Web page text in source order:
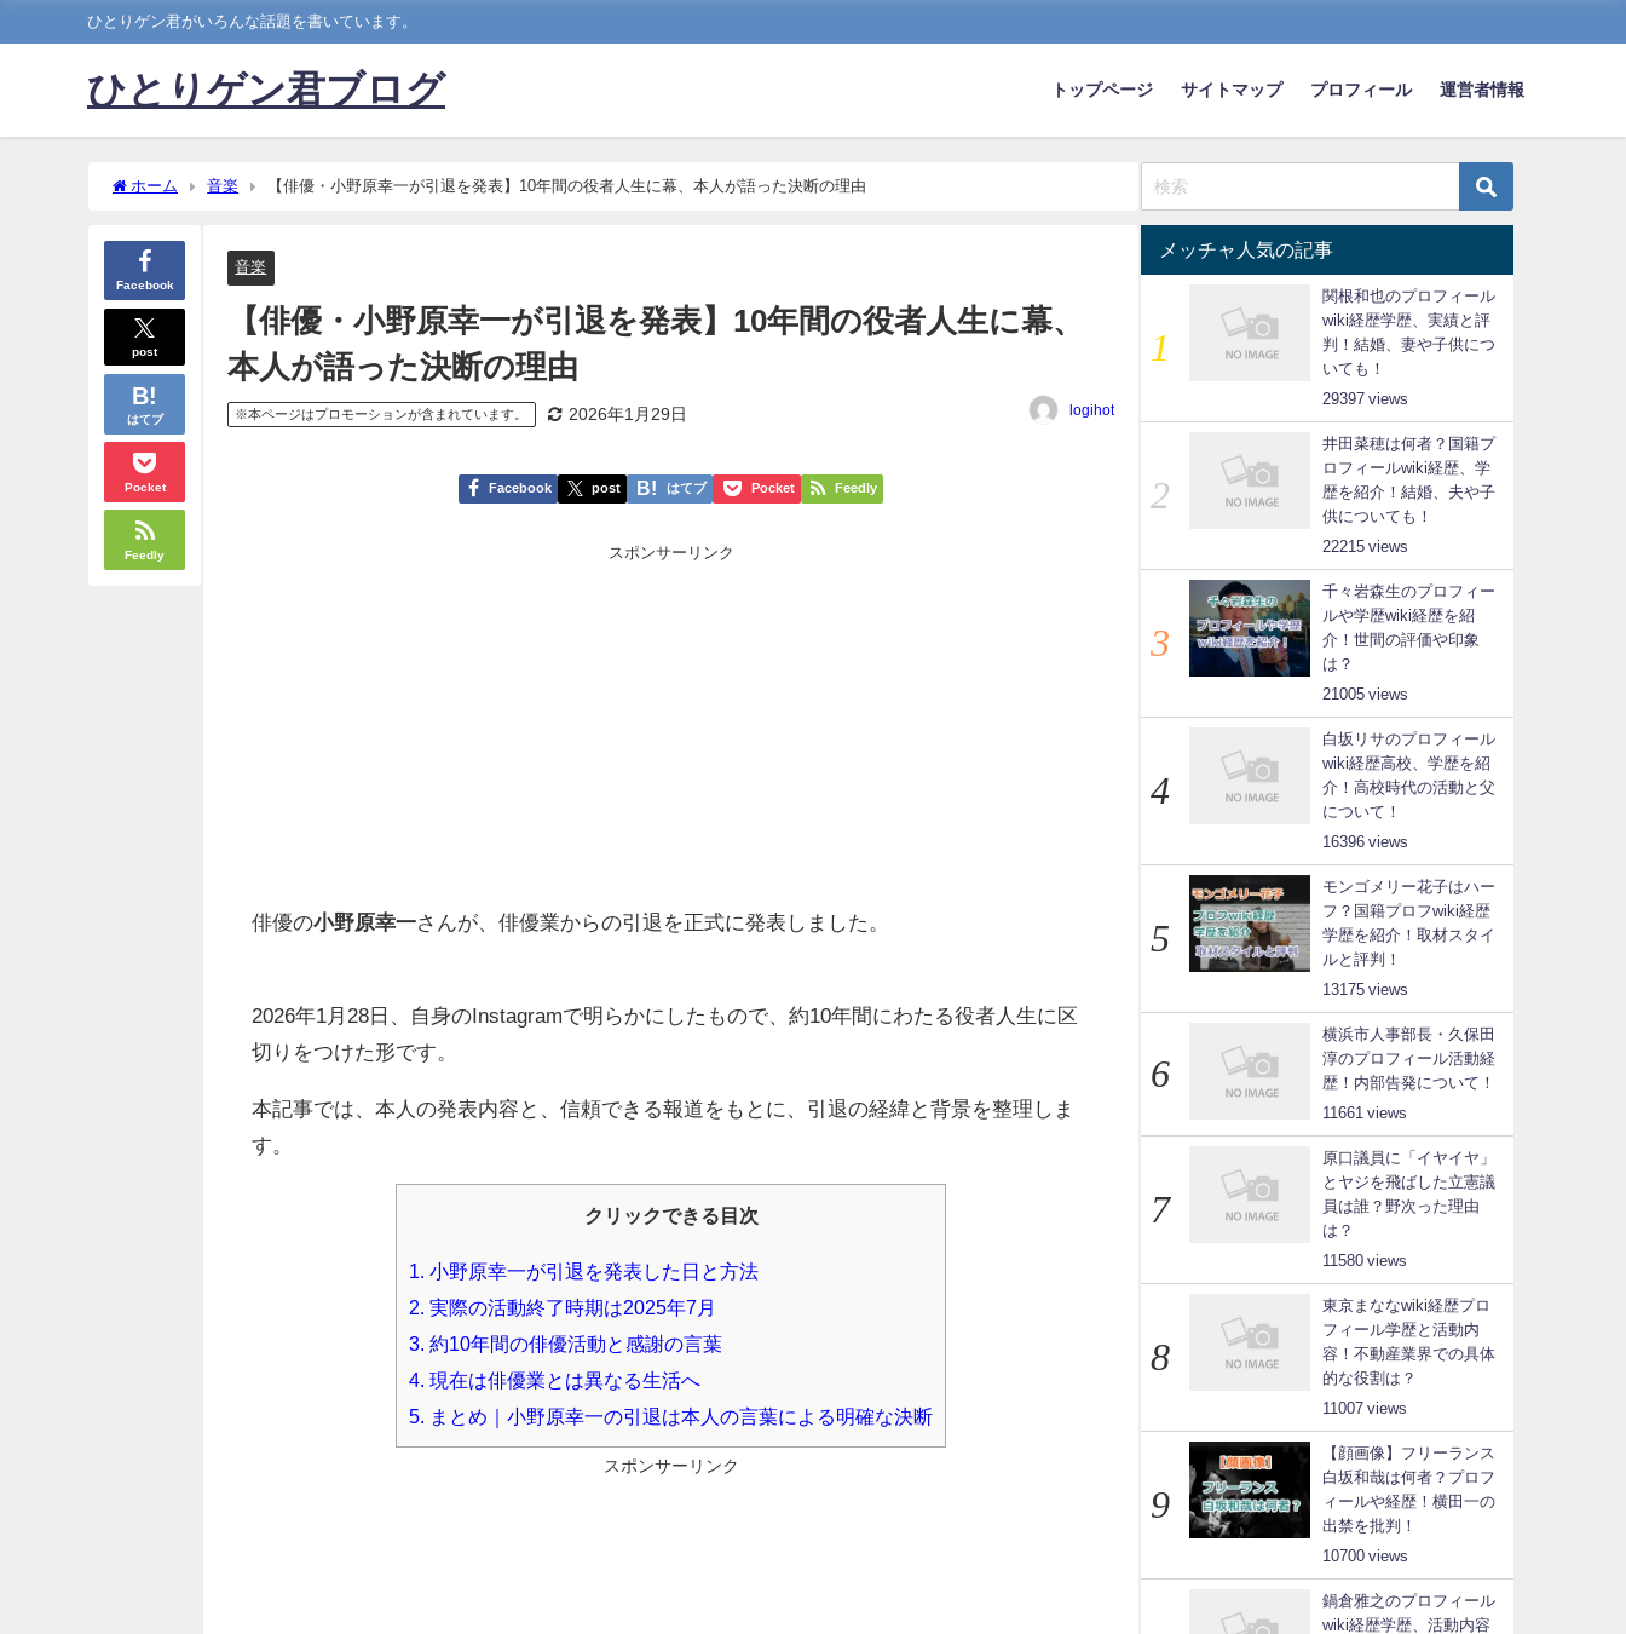
ひとりゲン君がいろんな話題を書いています。
ひとりゲン君ブログ トップページ サイトマップ プロフィール 運営者情報
ホーム 音楽 【俳優・小野原幸一が引退を発表】10年間の役者人生に幕、本人が語った決断の理由
Facebook
post
はてブ
Pocket
Feedly
音楽
【俳優・小野原幸一が引退を発表】10年間の役者人生に幕、
本人が語った決断の理由
※本ページはプロモーションが含まれています。 2026年1月29日 logihot
Facebook post はてブ Pocket Feedly
スポンサーリンク
俳優の小野原幸一さんが、俳優業からの引退を正式に発表しました。
2026年1月28日、自身のInstagramで明らかにしたもので、約10年間にわたる役者人生に区
切りをつけた形です。
本記事では、本人の発表内容と、信頼できる報道をもとに、引退の経緯と背景を整理しま
す。
クリックできる目次
1.
小野原幸一が引退を発表した日と方法
2. 実際の活動終了時期は2025年7月
3. 約10年間の俳優活動と感謝の言葉
4. 現在は俳優業とは異なる生活へ
5.
まとめ｜小野原幸一の引退は本人の言葉による明確な決断
スポンサーリンク
メッチャ人気の記事
関根和也のプロフィール
wiki経歴学歴、実績と評
判！結婚、妻や子供につ
いても！
29397
井田菜穂は何者？国籍プ
ロフィールwiki経歴、学
歴を紹介！結婚、夫や子
供についても！
22215
千々岩森生のプロフィー
ルや学歴wiki経歴を紹
介！世間の評価や印象
は？
21005
白坂リサのプロフィール
wiki経歴高校、学歴を紹
介！高校時代の活動と父
について！
16396
モンゴメリー花子はハー
フ？国籍プロフwiki経歴
学歴を紹介！取材スタイ
ルと評判！
13175
横浜市人事部長・久保田
淳のプロフィール活動経
歴！内部告発について！
11661
原口議員に「イヤイヤ」
とヤジを飛ばした立憲議
員は誰？野次った理由
は？
11580
東京まななwiki経歴プロ
フィール学歴と活動内
容！不動産業界での具体
的な役割は？
11007
【顔画像】フリーランス
白坂和哉は何者？プロフ
ィールや経歴！横田一の
出禁を批判！
10700
鍋倉雅之のプロフィール
wiki経歴学歴、活動内容